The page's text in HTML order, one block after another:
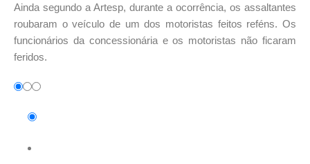
Ainda segundo a Artesp, durante a ocorrência, os assaltantes
roubaram o veículo de um dos motoristas feitos reféns. Os
funcionários da concessionária e os motoristas não ficaram
feridos.